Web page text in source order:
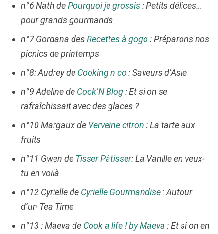
n°6 Nath dePourquoi je grossis: Petits délices…
pour grands gourmands
n°7 Gordana desRecettes à gogo : Préparons nos
picnics de printemps
n°8: Audrey de Cooking n co : Saveurs d’Asie
n°9 Adeline de Cook’N Blog: Et si on se
rafraîchissait avec des glaces ?
n°10 Margaux de Verveine citron : La tarte aux
fruits
n°11 Gwen de Tisser Pâtisser: La Vanille en veux-
tu en voilà
n°12 Cyrielle de Cyrielle Gourmandise: Autour
d’un Tea Time
n°13 : Maeva de Cook a life ! by Maeva : Et si on en